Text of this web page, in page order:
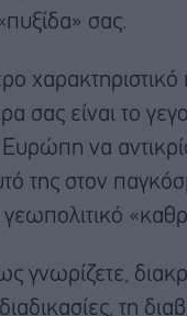
σας.
χαρακτηριστικό
σας είναι το
να
της στον
γεωπολιτικό
γνωρίζετε,
τη